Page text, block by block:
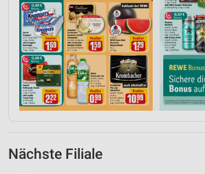
Nächste Filiale